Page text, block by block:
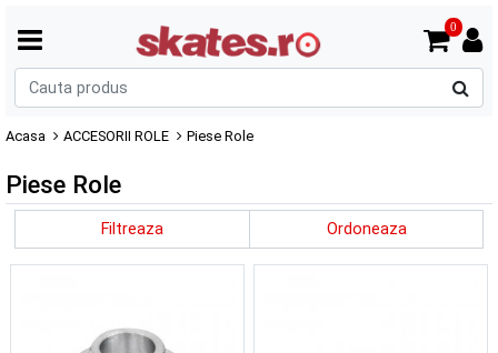
0
Acasa ACCESORII ROLE Piese Role
Piese Role
Filtreaza Ordoneaza